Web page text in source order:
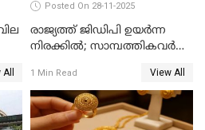
Posted On 28-11-2025
രാജ്യത്ത് ജിഡിപി ഉയര്‍ന്ന
നിരക്കില്‍; സാമ്പത്തികവർഷം
ശതമാനമായി; പ്രചോദനം
നൽകുന്നുവെന്ന് മോദി
1 Min Read View All